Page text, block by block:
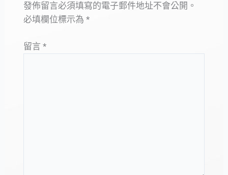
發佈留言必須填寫的電子郵件地址不會公開。
必填欄位標示為 *
留言 *